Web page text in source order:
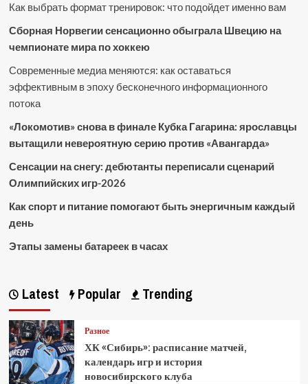
Как выбрать формат тренировок: что подойдет именно вам
Сборная Норвегии сенсационно обыграла Швецию на
чемпионате мира по хоккею
Современные медиа меняются: как оставаться
эффективным в эпоху бесконечного информационного
потока
«Локомотив» снова в финале Кубка Гагарина: ярославцы
вытащили невероятную серию против «Авангарда»
Сенсации на снегу: дебютанты переписали сценарий
Олимпийских игр-2026
Как спорт и питание помогают быть энергичным каждый
день
Этапы замены батареек в часах
Latest Popular Trending
Разное
ХК «Сибирь»: расписание матчей,
календарь игр и история
новосибирского клуба